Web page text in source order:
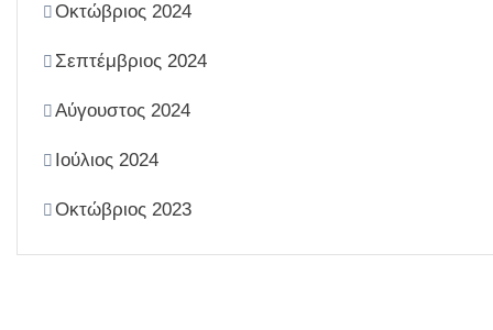
Οκτώβριος 2024
Σεπτέμβριος 2024
Αύγουστος 2024
Ιούλιος 2024
Οκτώβριος 2023